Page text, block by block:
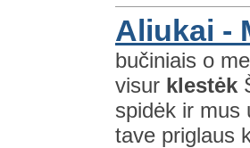
Aliukai -
bučiniais o
visur klestėk
spidėk ir mus
tave priglaus